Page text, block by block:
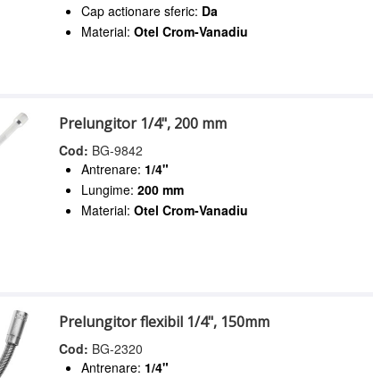
Cap actionare sferic: Da
Material:Otel Crom-Vanadiu
Prelungitor 1/4", 200 mm
Cod: BG-9842
Antrenare: 1/4"
Lungime:200 mm
Material:Otel Crom-Vanadiu
Prelungitor flexibil 1/4", 150mm
Cod: BG-2320
Antrenare: 1/4"